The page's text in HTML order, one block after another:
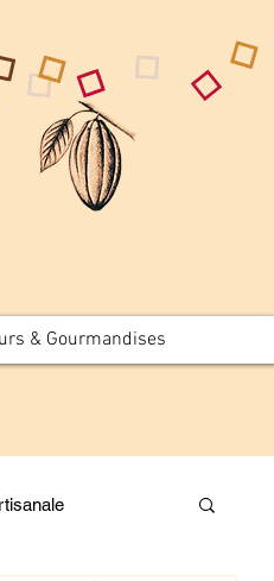
& Gourmandises